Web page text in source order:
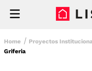
Proyectos
Griferia